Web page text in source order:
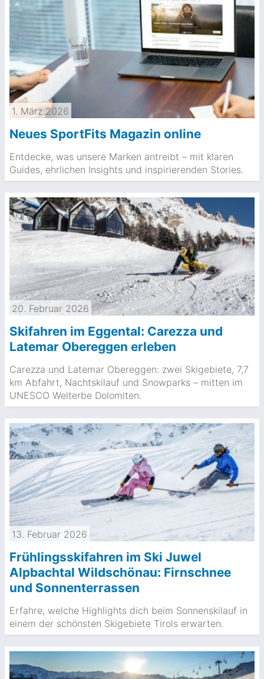
Neues SportFits Magazin online
Entdecke, was unsere Marken antreibt – mit klaren
Guides, ehrlichen Insights und inspirierenden Stories.
1. März 2026
Skifahren im Eggental: Carezza und
Latemar Obereggen erleben
Carezza und Latemar Obereggen: zwei Skigebiete, 7,7
km Abfahrt, Nachtskilauf und Snowparks – mitten im
UNESCO Welterbe Dolomiten.
20. Februar 2026
Frühlingsskifahren im Ski Juwel
Alpbachtal Wildschönau: Firnschnee
und Sonnenterrassen
Erfahre, welche Highlights dich beim Sonnenskilauf in
einem der schönsten Skigebiete Tirols erwarten.
13. Februar 2026